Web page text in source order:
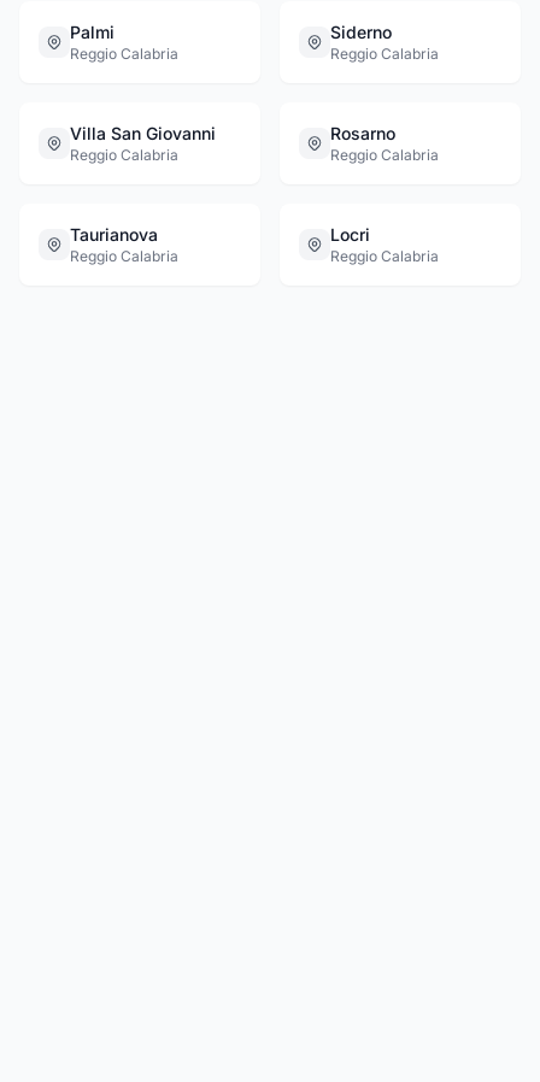
Palmi
Reggio Calabria
Siderno
Reggio Calabria
Villa San Giovanni
Reggio Calabria
Rosarno
Reggio Calabria
Taurianova
Reggio Calabria
Locri
Reggio Calabria